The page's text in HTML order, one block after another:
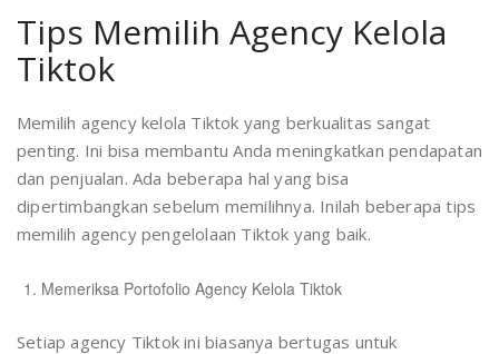
Tips Memilih Agency Kelola
Tiktok
Memilih agency kelola Tiktok yang berkualitas sangat
penting. Ini bisa membantu Anda meningkatkan pendapatan
dan penjualan. Ada beberapa hal yang bisa
dipertimbangkan sebelum memilihnya. Inilah beberapa tips
memilih agency pengelolaan Tiktok yang baik.
Memeriksa Portofolio Agency Kelola Tiktok
Setiap agency Tiktok ini biasanya bertugas untuk